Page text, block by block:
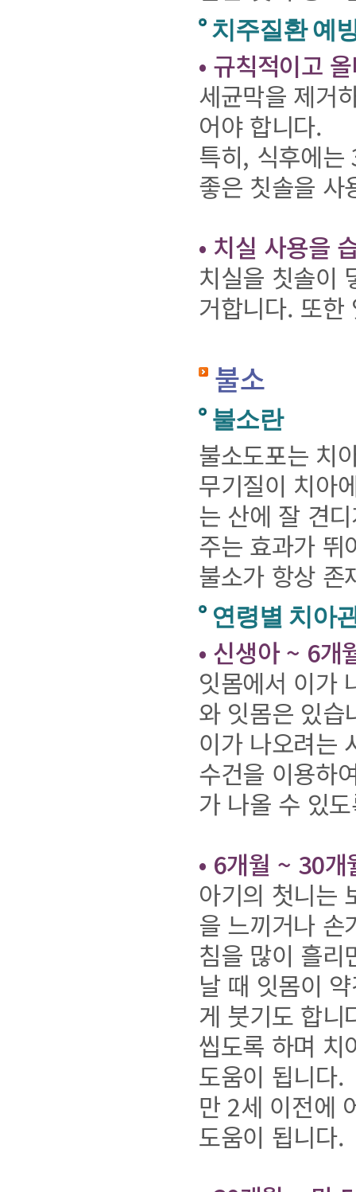
치주질환 예
• 규칙적이고
세균막을 제거
어야 합니다.
특히, 식후에는
좋은 칫솔을 사
• 치실 사용을
치실을 칫솔이
거합니다. 또한
불소
불소란
불소도포는 치
무기질이 치아
는 산에 잘 견
주는 효과가 뛰
불소가 항상 존
연령별 치아
• 신생아 ~ 6개
잇몸에서 이가
와 잇몸은 있습
이가 나오려는
수건을 이용하
가 나올 수 있
• 6개월 ~ 30개
아기의 첫니는
을 느끼거나 손
침을 많이 흘리
날 때 잇몸이
게 붓기도 합니
씹도록 하며 치
도움이 됩니다.
만 2세 이전에
도움이 됩니다.